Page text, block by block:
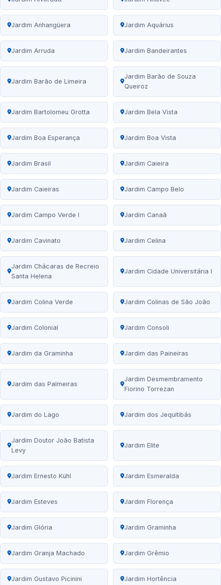
Jardim Anhangüera Jardim Aquárius
Jardim Arruda Jardim Bandeirantes
Jardim Barão de Limeira
Jardim Barão de Souza
Queiroz
Jardim Bartolomeu Grotta Jardim Bela Vista
Jardim Boa Esperança Jardim Boa Vista
Jardim Brasil Jardim Caieira
Jardim Caieiras Jardim Campo Belo
Jardim Campo Verde I Jardim Canaã
Jardim Cavinato Jardim Celina
Jardim Chácaras de Recreio
Santa Helena
Jardim Cidade Universitária I
Jardim Colina Verde Jardim Colinas de São João
Jardim Colonial Jardim Consoli
Jardim da Graminha Jardim das Paineiras
Jardim das Palmeiras
Jardim Desmembramento
Fiorino Torrezan
Jardim do Lago Jardim dos Jequitibás
Jardim Doutor João Batista
Levy
Jardim Elite
Jardim Ernesto Kühl Jardim Esmeralda
Jardim Esteves Jardim Florença
Jardim Glória Jardim Graminha
Jardim Granja Machado Jardim Grêmio
Jardim Gustavo Picinini Jardim Hortência